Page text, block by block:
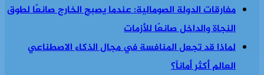
مفارقات الدولة الصومالية: عندما يصبح الخارج صانعًا لطوق
النجاة والداخل صانعًا للأزمات
لماذا قد تجعل المنافسة في مجال الذكاء الاصطناعي
العالم أكثر أماناً؟